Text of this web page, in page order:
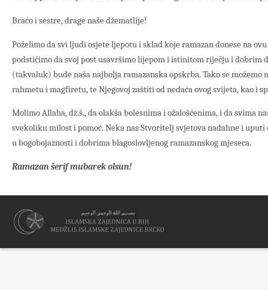
Braćo i sestre, drage naše džematlije!
Poželimo da svi ljudi osjete ljepotu i sklad koje ramazan donese na
podstičimo da svoj post usavršimo lijepom i istinitom riječju i dobrim
(takvaluk) bude naša najbolja ramazanska opskrba. Tako se možemo
rahmetu i magfiretu, te Njegovoj zaštiti od nedaća ovog svijeta, kao i
Molimo Allaha, dž.š., da olakša bolesnima i ožalošćenima, i da svima
svekoliku milost i pomoć. Neka nas Stvoritelj svjetova nadahne i uputi
u bogobojaznosti i dobrima blagoslovljenog ramazanskog mjeseca.
Ramazan šerif mubarek olsun!